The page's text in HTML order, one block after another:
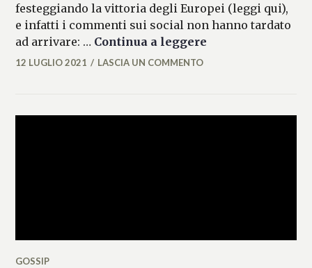
festeggiando la vittoria degli Europei (leggi qui),
e infatti i commenti sui social non hanno tardato
ad arrivare: … Continua a leggere
MICAELA
12 LUGLIO 2021 LASCIA UN COMMENTO
GOSSIP